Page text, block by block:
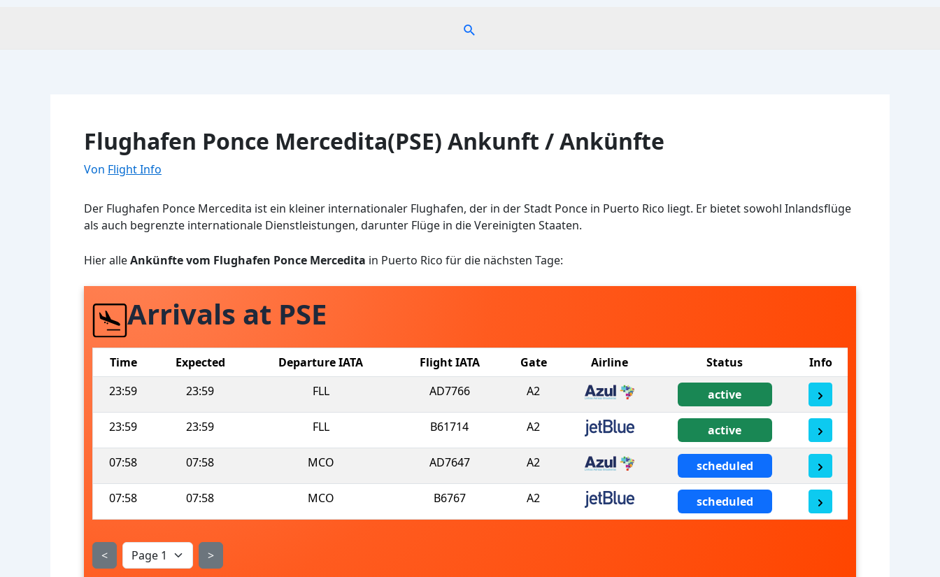
Suche
Flughafen Ponce Mercedita(PSE) Ankunft / Ankünfte
Von Flight Info
Der Flughafen Ponce Mercedita ist ein kleiner internationaler Flughafen, der in der Stadt Ponce in Puerto Rico liegt. Er bietet sowohl Inlandsflüge
als auch begrenzte internationale Dienstleistungen, darunter Flüge in die Vereinigten Staaten.
Hier alleAnkünfte vom Flughafen Ponce Mercedita in Puerto Rico für die nächsten Tage:
Arrivals at PSE
Time Expected Departure IATA Flight IATA Gate Airline Status
Info
23:59
23:59 FLL AD7766 A2 active
23:59 23:59 FLL B61714 A2 active
07:58 07:58 MCO AD7647 A2 scheduled
07:58 07:58 MCO B6767 A2 scheduled
< >